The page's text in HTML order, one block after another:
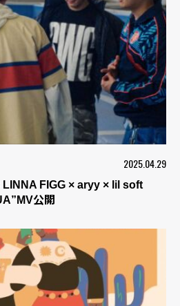
2025.04.29
FIGG × aryy × lil soft
公開